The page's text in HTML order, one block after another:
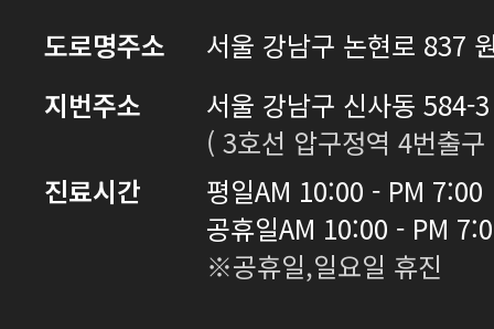
도로명주소
서울 강남구 논현로 837
지번주소
서울 강남구 신사동 584-
( 3호선 압구정역 4번출
진료시간
평일AM 10:00 - PM 7:00
공휴일AM 10:00 - PM
※공휴일,일요일 휴진